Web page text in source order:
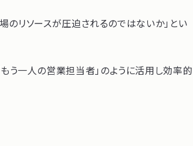
のリソースが圧迫されるのではないか」とい
う一人の営業担当者」のように活用し効率的